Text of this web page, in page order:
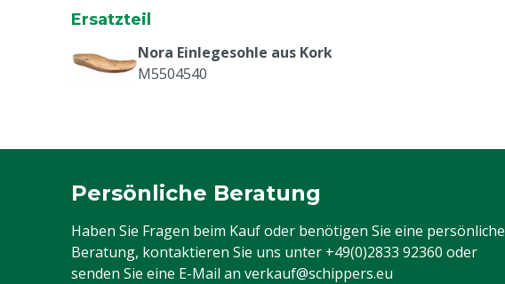
Ersatzteil
Nora Einlegesohle aus Kork
M5504540
Persönliche Beratung
Haben Sie Fragen beim Kauf oder benötigen Sie eine persönliche
Beratung, kontaktieren Sie uns unter +49(0)2833 92360 oder
senden Sie eine E-Mail an verkauf@schippers.eu